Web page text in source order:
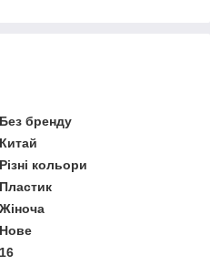
Без бренду
Китай
Різні кольори
Пластик
Жіноча
Нове
16